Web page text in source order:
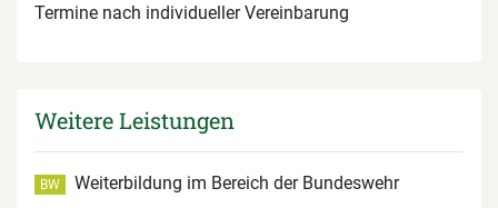
Termine nach individueller Vereinbarung
Weitere Leistungen
BW Weiterbildung im Bereich der Bundeswehr